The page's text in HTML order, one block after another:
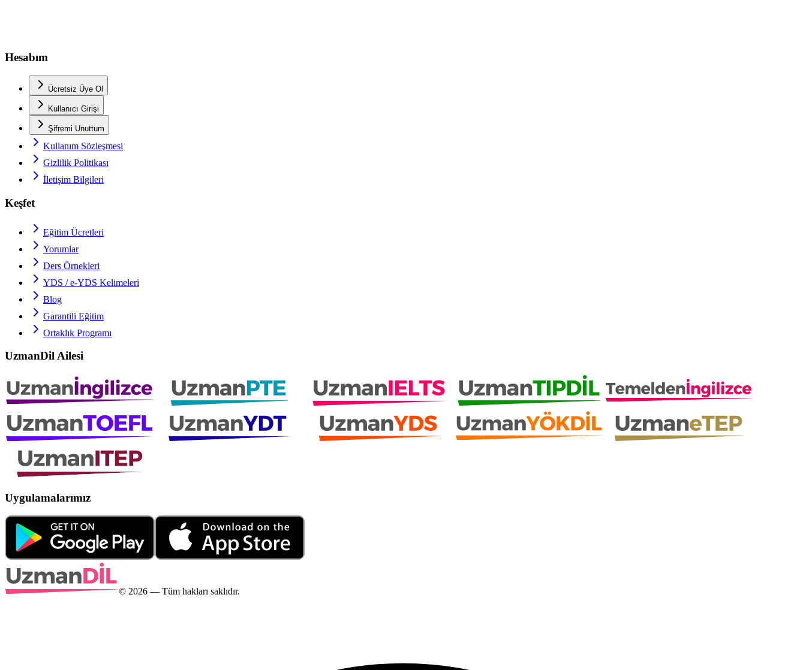
Hesabım
Ücretsiz Üye Ol
Kullanıcı Girişi
Şifremi Unuttum
Kullanım Sözleşmesi
Gizlilik Politikası
İletişim Bilgileri
Keşfet
Eğitim Ücretleri
Yorumlar
Ders Örnekleri
YDS / e-YDS Kelimeleri
Blog
Garantili Eğitim
Ortaklık Programı
UzmanDil Ailesi
Uygulamalarımız
© 2026 — Tüm hakları saklıdır.